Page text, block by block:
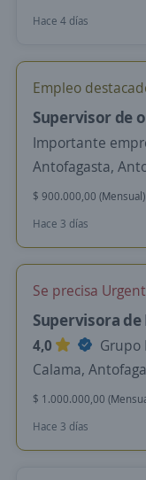
Hace 4 días
Empleo
Supervisor de
Importante
Antofagasta,
$ 900.000,00 (Mensual)
Hace 3 días
Se precisa
Supervisora
4,0
Grupo
Calama,
$ 1.000.000,00
Hace 3 días